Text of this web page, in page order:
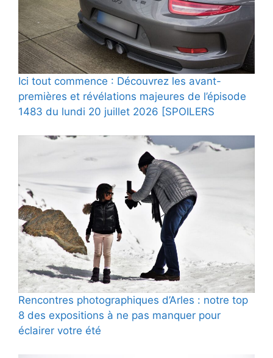
Ici tout commence : Découvrez les avant-
premières et révélations majeures de l’épisode
1483 du lundi 20 juillet 2026 [SPOILERS
Rencontres photographiques d’Arles : notre top
8 des expositions à ne pas manquer pour
éclairer votre été